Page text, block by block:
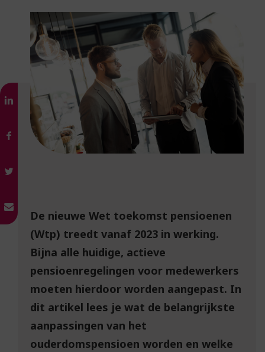
De nieuwe Wet toekomst pensioenen
(Wtp) treedt vanaf 2023 in werking.
Bijna alle huidige, actieve
pensioenregelingen voor medewerkers
moeten hierdoor worden aangepast. In
dit artikel lees je wat de belangrijkste
aanpassingen van het
ouderdomspensioen worden en welke